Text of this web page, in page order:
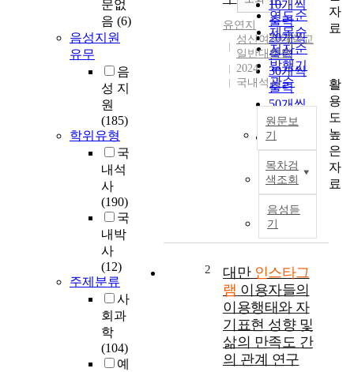
문없
음 (6)
음성지원
유무
음
성 지
원
(185)
학위유형
국
내석
사
(190)
국
내박
사
(12)
주제분류
사
회과
학
(104)
예
연도순
제목순
저자순
발행기
관순
10개씩
출력
20개씩
출력
30개씩
출력
50개씩
출력
100개씩
출력
유연지
성신여자대학교
일반대학원
2024
국내석사
원문보
기
목차검
색조회
음성듣
기
2 대만 인스타그
램 이용자들의
이용행태와 자
기표현 성향 및
삶의 만족도 간
의 관계 연구
자
료
활
용
도
높
은
자
료